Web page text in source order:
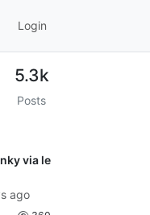
Login
5.3k
Posts
via le
ago